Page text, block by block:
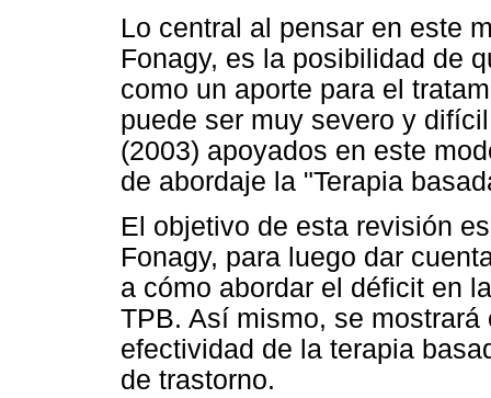
Lo central al pensar en este
Fonagy, es la posibilidad de
como un aporte para el
puede ser muy severo y
(2003) apoyados en este
de abordaje la "Terapia
El objetivo de esta revisión
Fonagy, para luego dar
a cómo abordar el déficit en
TPB. Así mismo, se
efectividad de la terapia
de trastorno.